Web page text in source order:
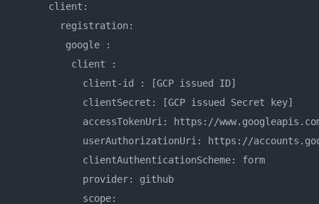
      client:
        registration:
         google :
          client :
            client-id : [GCP issued ID]
            clientSecret: [GCP issued Secret key]
accessTokenUri: https://
userAuthorizationUri: https://
            clientAuthenticationScheme: form
            provider: github
            scope: